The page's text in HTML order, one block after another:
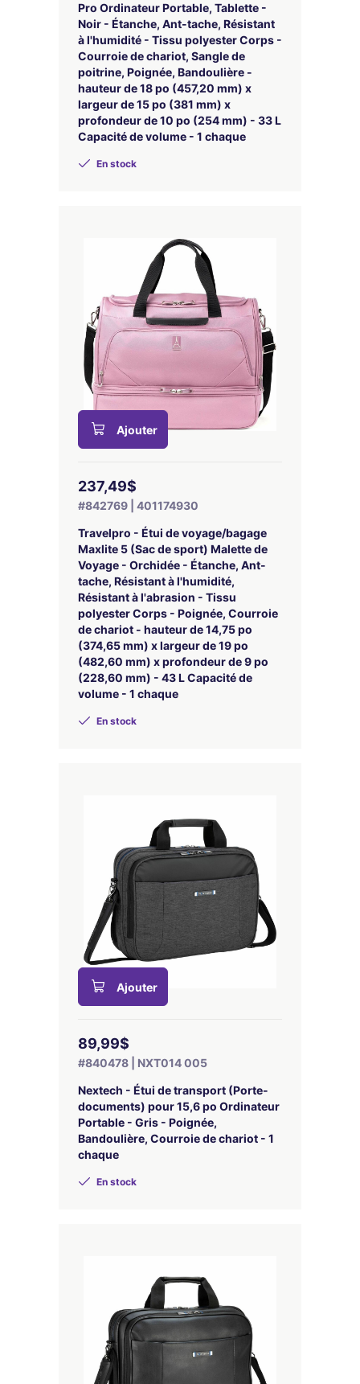
Pro Ordinateur Portable, Tablette -
Noir - Étanche, Ant-tache, Résistant
à l'humidité - Tissu polyester Corps -
Courroie de chariot, Sangle de
poitrine, Poignée, Bandoulière -
hauteur de 18 po (457,20 mm) x
largeur de 15 po (381 mm) x
profondeur de 10 po (254 mm) - 33 L
Capacité de volume - 1 chaque
En stock
Ajouter
237,49$
#842769 | 401174930
Travelpro - Étui de voyage/bagage
Maxlite 5 (Sac de sport) Malette de
Voyage - Orchidée - Étanche, Ant-
tache, Résistant à l'humidité,
Résistant à l'abrasion - Tissu
polyester Corps - Poignée, Courroie
de chariot - hauteur de 14,75 po
(374,65 mm) x largeur de 19 po
(482,60 mm) x profondeur de 9 po
(228,60 mm) - 43 L Capacité de
volume - 1 chaque
En stock
Ajouter
89,99$
#840478 | NXT014 005
Nextech - Étui de transport (Porte-
documents) pour 15,6 po Ordinateur
Portable - Gris - Poignée,
Bandoulière, Courroie de chariot - 1
chaque
En stock